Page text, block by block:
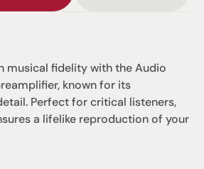
musical fidelity with the Audio
known for its
Perfect for critical listeners,
a lifelike reproduction of your